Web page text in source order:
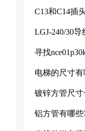
C13和C14插
LGJ-240/30
寻找
电梯的尺寸
镀锌方管尺
铝方管有哪